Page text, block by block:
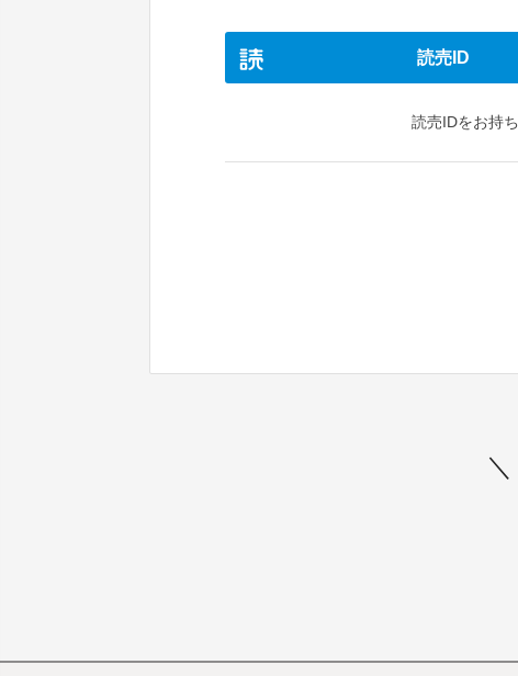
読売ID
読売IDをお持